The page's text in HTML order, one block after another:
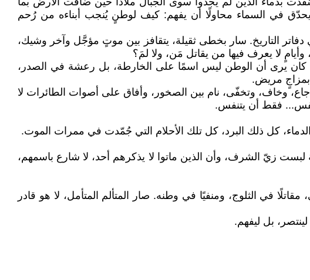
في السماء محاولًا أن يفهم: كيف لوطنٍ يُنجب أبناءه من رُحم
التاريخ. سار بخطى ثقيلة، يتقافز بين موتٍ مؤجَّل وآخر وشيك،
لا يعرف فيها من يقاتل مَن، ولا لمَ؟
كان يرى أن الوطن ليس اسمًا على الخارطة، بل رعشة في الصدر،
بمزاجٍ مريض.
وخاف، وتخفّى، نام بين الصخور، وأفاق على أصوات الطائرات لا
فقط أن يتنفس.
كل ذلك البرد، كل تلك الأحلام التي جُمّدت في ممرات الموت.
لبست زيّ الشرف، وأن الذين ماتوا لا يذكرهم أحد، لا شارع باسمهم،
في الثلوج، ومنفيًا في وطنه. صار المتألم المتأمل، لا هو قادر
بل ليفهم.